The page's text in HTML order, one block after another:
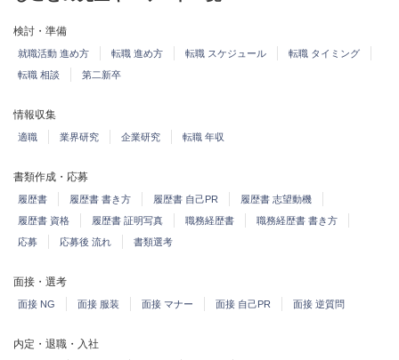
検討・準備
就職活動 進め方 転職 進め方 転職 スケジュール
転職 タイミング
転職 相談
第二新卒
情報収集
適職 業界研究 企業研究 転職 年収
書類作成・応募
履歴書 履歴書 書き方 履歴書 自己PR
履歴書 志望動機
履歴書 資格
履歴書 証明写真 職務経歴書
職務経歴書 書き方
応募
応募後 流れ 書類選考
面接・選考
面接 NG 面接 服装 面接 マナー 面接 自己PR 面接 逆質問
内定・退職・入社